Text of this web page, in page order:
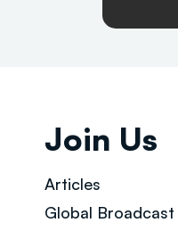
Join Us
Articles
Global Broadcast